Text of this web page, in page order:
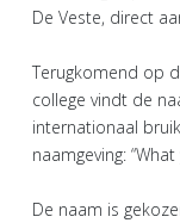
De Veste, direct
Terugkomend op
college vindt de
internationaal
naamgeving:
De naam is